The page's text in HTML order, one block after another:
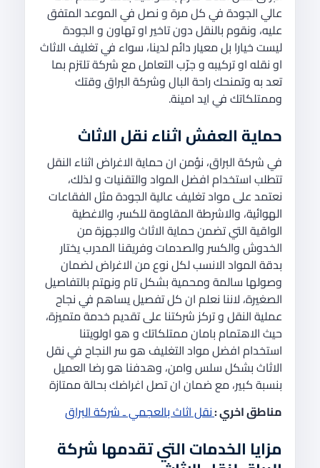
عالي الجودة في كل مرة و نصل في الموعد المتفق
عليه، ونقوم بالنقل دون تاخير او تهاون و الجودة
ليست خيارا بل معيار دائم لدينا، سواء في تغليف الاثاث
او نقله او تركيبه و جرّب التعامل مع شركة تلتزم بما
تعد به وتمنحك راحة البال وشركة البراق وقتك
وممتلكاتك في ايد امينة.
حماية العفش اثناء نقل الاثاث
في شركة البراق، نؤمن ان حماية الاغراض اثناء النقل
تتطلب استخدام افضل المواد والتقنيات و لذلك،
نعتمد على مواد تغليف عالية الجودة مثل الفقاعات
الهوائية، والاشرطة المقاومة للكسر، والاغطية
الواقية التي تضمن حماية الاثاث والاجهزة من
الخدوش والكسر والصدمات وفريقنا المدرب يختار
بدقة المواد الانسب لكل نوع من الاغراض لضمان
وصولها سالمة ومحمية بشكل تام ونهتم بالتفاصيل
الصغيرة، لاننا نعلم ان كل تفصيل يساهم في نجاح
عملية النقل و تركز شركتنا على تقديم خدمة متميزة،
حيث الاهتمام بامان ممتلكاتك و هو اولويتنا
استخدام افضل مواد التغليف هو سر النجاح في نقل
الاثاث بشكل سلس وامن، وهدفنا هو رضا العميل
بنسبة كبير، مع ضمان ان تصل اغراضك بحالة ممتازة
مناطق اخري :نقل اثاث بالعجمي ـ شركة البراق
مزايا الخدمات التي تقدمها شركة